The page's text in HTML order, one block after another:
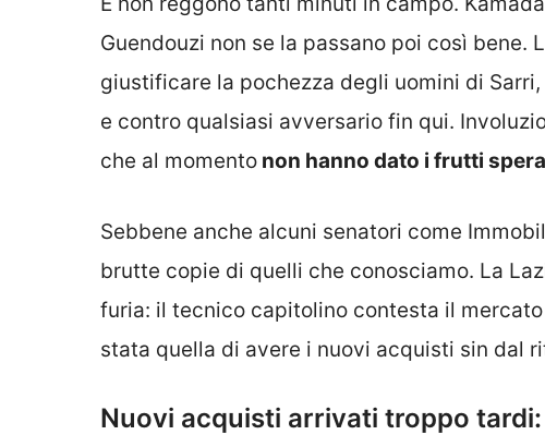
Guendouzi non se la passano poi così
giustificare la pochezza degli uomini di
e contro qualsiasi avversario fin qui.
che al momento non hanno dato i frutti
Sebbene anche alcuni senatori come
brutte copie di quelli che conosciamo. La
furia: il tecnico capitolino contesta il
stata quella di avere i nuovi acquisti sin dal
Nuovi acquisti arrivati troppo